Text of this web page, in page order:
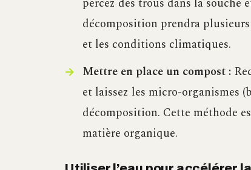
décomposition prendra
et les conditions climatiques.
Mettre en place un compost :
et laissez les micro-organismes
décomposition. Cette méthode
matière organique.